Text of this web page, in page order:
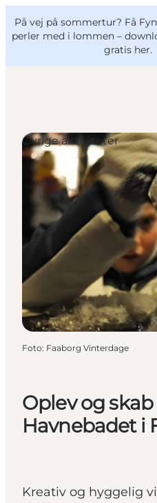
På vej på sommertur? Få
perler med i lommen –
gratis her.
Oplevelser
Outdoor
Mad og drikke
Overnatning
Book lokale
VisitFyn
Deutsch
Oplev og
Havnebadet i
Kreativ og hyggelig
Øvrige aktiviteter
Foto: Faaborg Vinterdage